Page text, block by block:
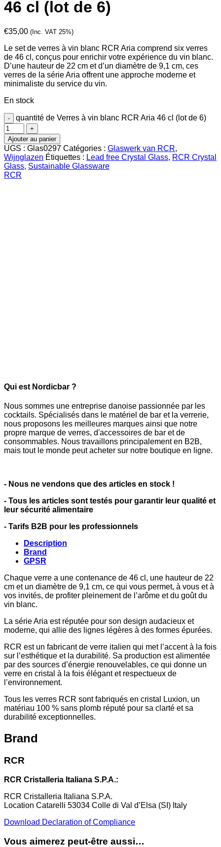
46 cl (lot de 6)
€35,00 (Inc. VAT 25%)
Le set de verres à vin blanc RCR Aria comprend six verres
de 46 cl, conçus pour enrichir votre expérience du vin blanc.
D’une hauteur de 22 cm et d’un diamètre de 9,1 cm, ces
verres de la série Aria offrent une approche moderne et
minimaliste du service du vin.
En stock
quantité de Verres à vin blanc RCR Aria 46 cl (lot de 6)
Ajouter au panier
UGS : Glas0297 Catégories : Glaswerk van RCR,
Wijnglazen Étiquettes : Lead free Crystal Glass, RCR Crystal
Glass, Sustainable Glassware
RCR
Qui est Nordicbar ?
Nous sommes une entreprise danoise passionnée par les
cocktails. Spécialisés dans le matériel de bar et la verrerie,
nous proposons les meilleures marques ainsi que notre
propre marque de verres, d'accessoires de bar et de
consommables. Nous travaillons principalement en B2B,
mais tout le monde peut acheter sur notre boutique en ligne.
- Nous ne vendons que des articles en stock !
- Tous les articles sont testés pour garantir leur qualité et
leur sécurité alimentaire
- Tarifs B2B pour les professionnels
Description
Brand
GPSR
Chaque verre a une contenance de 46 cl, une hauteur de 22
cm et un diamètre de 9,1 cm, ce qui vous permet, à vous et à
vos invités, de profiter pleinement de l’arôme et du goût du
vin blanc.
La série Aria est réputée pour son design audacieux et
moderne, qui allie des lignes légères à des formes épurées.
RCR est un fabricant de verre italien qui met l’accent à la fois
sur l’esthétique et la durabilité. Sa production est alimentée
par des sources d’énergie renouvelables, ce qui donne un
verre en cristal à la fois élégant et respectueux de
l’environnement.
Tous les verres RCR sont fabriqués en cristal Luxion, un
matériau 100 % sans plomb réputé pour sa clarté et sa
durabilité exceptionnelles.
Brand
RCR
RCR Cristalleria Italiana S.P.A.:
RCR Cristalleria Italiana S.P.A.
Location Catarelli 53034 Colle di Val d’Elsa (SI) Italy
Download Declaration of Compliance
Vous aimerez peut-être aussi…